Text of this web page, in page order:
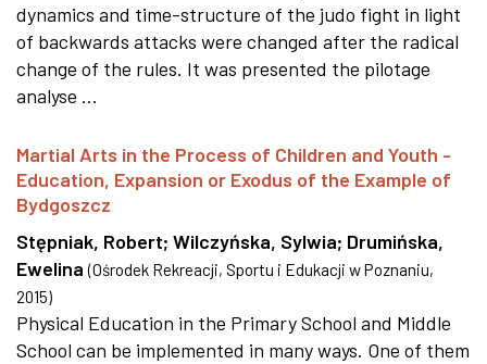
dynamics and time-structure of the judo fight in light
of backwards attacks were changed after the radical
change of the rules. It was presented the pilotage
analyse ...
Martial Arts in the Process of Children and Youth -
Education, Expansion or Exodus of the Example of
Bydgoszcz
Stępniak, Robert; Wilczyńska, Sylwia; Drumińska,
Ewelina (Ośrodek Rekreacji, Sportu i Edukacji w Poznaniu,
2015)
Physical Education in the Primary School and Middle
School can be implemented in many ways. One of them